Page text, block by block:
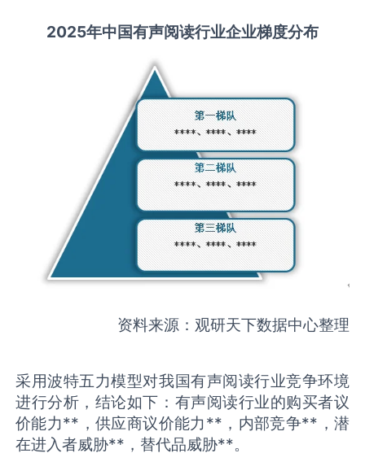
2025年中国有声阅读行业企业梯度分布
资料来源：观研天下数据中心整理
采用波特五力模型对我国有声阅读行业竞争环境
进行分析，结论如下：有声阅读行业的购买者议
价能力**，供应商议价能力**，内部竞争**，潜
在进入者威胁**，替代品威胁**。